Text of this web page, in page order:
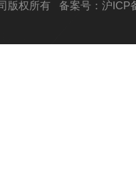
版权所有 备案号：沪ICP